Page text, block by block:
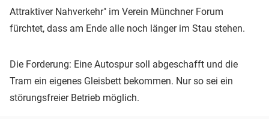
Attraktiver Nahverkehr" im Verein Münchner Forum
fürchtet, dass am Ende alle noch länger im Stau stehen.
Die Forderung: Eine Autospur soll abgeschafft und die
Tram ein eigenes Gleisbett bekommen. Nur so sei ein
störungsfreier Betrieb möglich.